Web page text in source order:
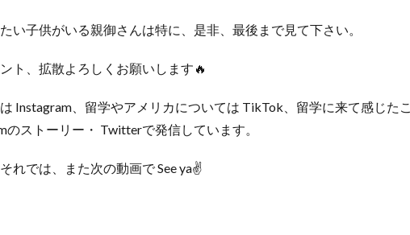
い子供がいる親御さんは特に、是非、最後まで見て下さい。
ト、拡散よろしくお願いします🔥
Instagram、留学やアメリカについては TikTok、留学に来て感じたこ
のストーリー・ Twitterで発信しています。
れでは、また次の動画で See ya✌️